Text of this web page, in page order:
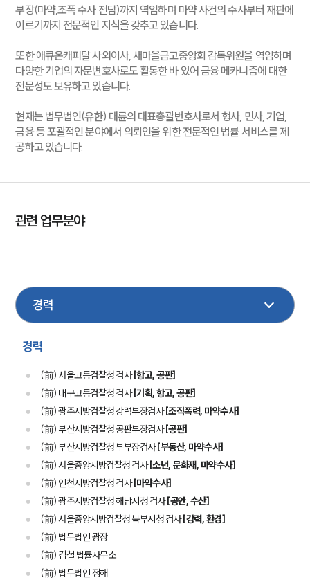
부장(마약,조폭 수사 전담)까지 역임하며 마약 사건의 수사부터 재판에
이르기까지 전문적인 지식을 갖추고 있습니다.
또한 애큐온캐피탈 사외이사, 새마을금고중앙회 감독위원을 역임하며
다양한 기업의 자문변호사로도 활동한 바 있어 금융 메카니즘에 대한
전문성도 보유하고 있습니다.
현재는 법무법인(유한) 대륜의 대표총괄변호사로서 형사, 민사, 기업,
금융 등 포괄적인 분야에서 의뢰인을 위한 전문적인 법률 서비스를 제
공하고 있습니다.
관련 업무분야
산재
경력
(前) 서울고등검찰청 검사[항고, 공판]
(前) 대구고등검찰청 검사[기획, 항고, 공판]
(前) 광주지방검찰청 강력부장검사[조직폭력, 마약수사]
(前) 부산지방검찰청 공판부장검사[공판]
(前) 부산지방검찰청 부부장검사[부동산, 마약수사]
(前) 서울중앙지방검찰청 검사[소년, 문화재, 마약수사]
(前) 인천지방검찰청 검사[마약수사]
(前) 광주지방검찰청 해남지청 검사[공안, 수산]
(前) 서울중앙지방검찰청 북부지청 검사[강력, 환경]
(前) 법무법인 광장
(前) 김철 법률사무소
(前) 법무법인 정해